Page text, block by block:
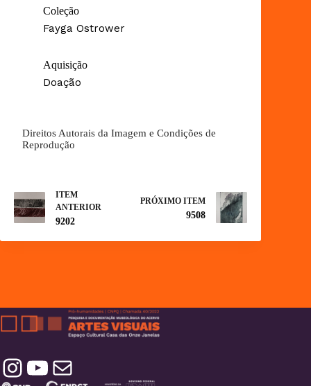
Coleção
Fayga Ostrower
Aquisição
Doação
Direitos Autorais da Imagem e Condições de
Reprodução
ITEM
ANTERIOR
9202
PRÓXIMO ITEM
9508
Instagram YouTube Contatos